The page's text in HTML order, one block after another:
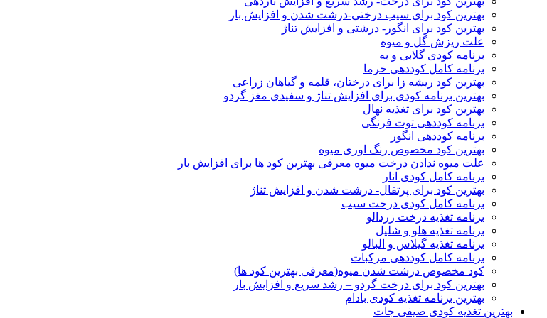
بهترین کود برای سیب درختی-درشت شدن و افزایش بار
بهترین کود برای انگور- درشتی و افزایش تناژ
علت ریزش گل و میوه
برنامه کودی گلابی و به
برنامه کامل کوددهی خرما
بهترین کود ریشه زا برای درختان، قلمه و گیاهان زراعی
بهترین برنامه کودی برای افزایش تناژ و سفیدی مغز گردو
بهترین کود برای تغذیه نهال
برنامه کوددهی توت فرنگی
برنامه کوددهی انگور
بهترین کود مخصوص رنگ اوری میوه
علت میوه ندادن درخت میوه معرفی بهترین کود ها برای افزایش بار
برنامه کامل کودی انار
بهترین کود برای پرتقال- درشت شدن و افزایش تناژ
برنامه کامل کودی درخت سیب
برنامه تغذیه درخت زردالو
برنامه تغذیه هلو و شلیل
برنامه تغذیه گیلاس و البالو
برنامه کامل کوددهی مرکبات
کود مخصوص درشت شدن میوه(معرفی بهترین کود ها)
بهترین کود برای درخت گردو – رشد سریع و افزایش بار
بهترین برنامه تغذیه کودی بادام
بهترین تغذیه کودی صیفی جات